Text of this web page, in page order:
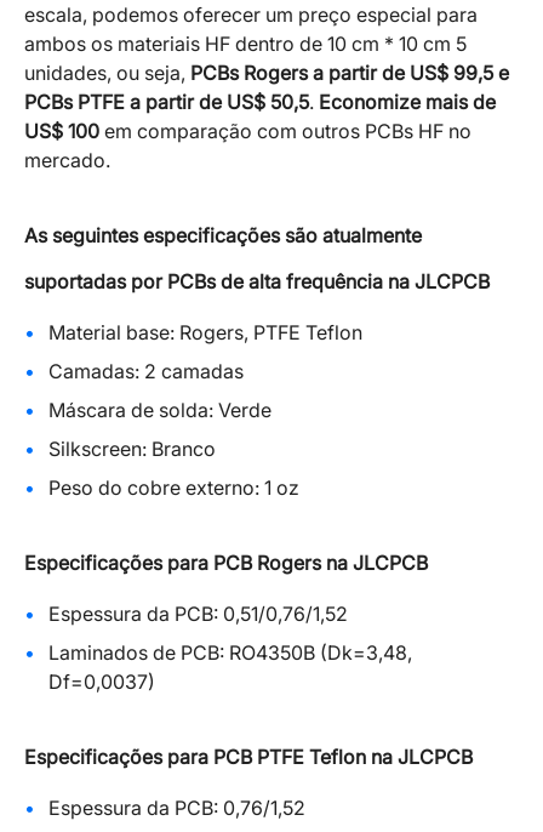
escala, podemos oferecer um preço especial para
ambos os materiais HF dentro de 10 cm * 10 cm 5
unidades, ou seja, PCBs Rogers a partir de US$ 99,5 e
PCBs PTFE a partir de US$ 50,5. Economize mais de
US$ 100 em comparação com outros PCBs HF no
mercado.
As seguintes especificações são atualmente
suportadas por PCBs de alta frequência na JLCPCB
Material base: Rogers, PTFE Teflon
Camadas: 2 camadas
Máscara de solda: Verde
Silkscreen: Branco
Peso do cobre externo: 1 oz
Especificações para PCB Rogers na JLCPCB
Espessura da PCB: 0,51/0,76/1,52
Laminados de PCB: RO4350B (Dk=3,48,
Df=0,0037)
Especificações para PCB PTFE Teflon na JLCPCB
Espessura da PCB: 0,76/1,52